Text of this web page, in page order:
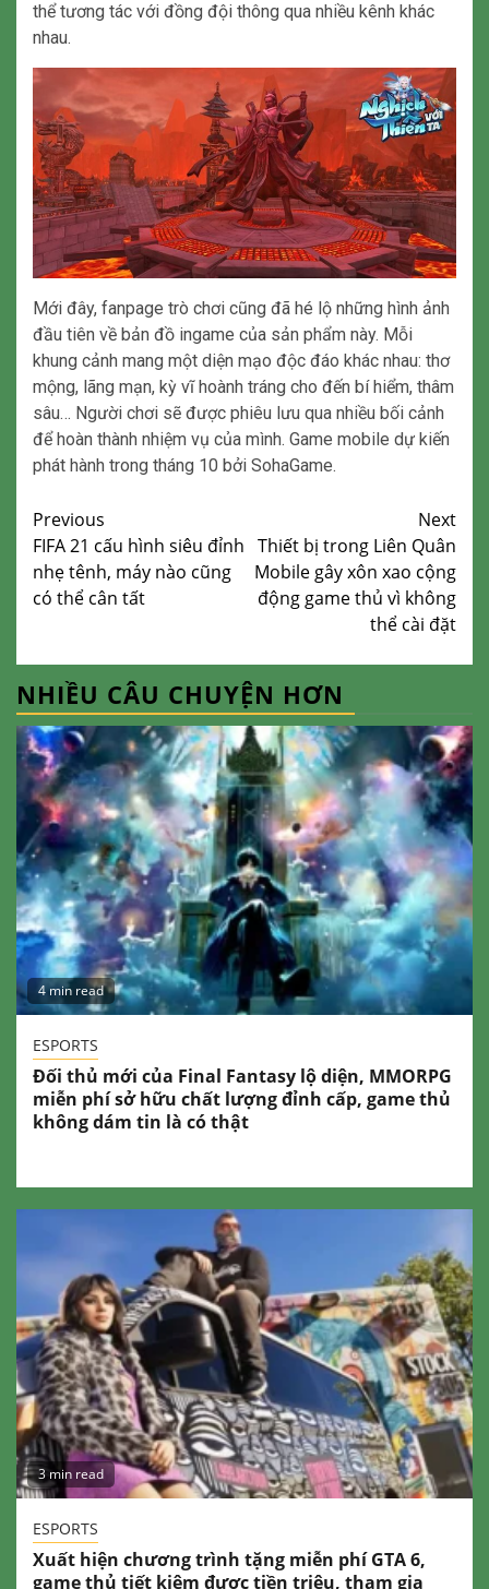
thể tương tác với đồng đội thông qua nhiều kênh khác
nhau.
Mới đây, fanpage trò chơi cũng đã hé lộ những hình ảnh
đầu tiên về bản đồ ingame của sản phẩm này. Mỗi
khung cảnh mang một diện mạo độc đáo khác nhau: thơ
mộng, lãng mạn, kỳ vĩ hoành tráng cho đến bí hiểm, thâm
sâu… Người chơi sẽ được phiêu lưu qua nhiều bối cảnh
để hoàn thành nhiệm vụ của mình. Game mobile dự kiến
phát hành trong tháng 10 bởi SohaGame.
Continue
Reading
Previous
FIFA 21 cấu hình siêu đỉnh
nhẹ tênh, máy nào cũng
có thể cân tất
Next
Thiết bị trong Liên Quân
Mobile gây xôn xao cộng
động game thủ vì không
thể cài đặt
NHIỀU CÂU CHUYỆN HƠN
4 min read
ESPORTS
Đối thủ mới của Final Fantasy lộ diện, MMORPG
miễn phí sở hữu chất lượng đỉnh cấp, game thủ
không dám tin là có thật
3 min read
ESPORTS
Xuất hiện chương trình tặng miễn phí GTA 6,
game thủ tiết kiệm được tiền triệu, tham gia